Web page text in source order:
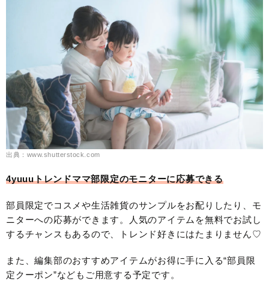
出典：www.shutterstock.com
4yuuuトレンドママ部限定のモニターに応募できる
部員限定でコスメや生活雑貨のサンプルをお配りしたり、モ
ニターへの応募ができます。人気のアイテムを無料でお試し
するチャンスもあるので、トレンド好きにはたまりません♡
また、編集部のおすすめアイテムがお得に手に入る“部員限
定クーポン”などもご用意する予定です。